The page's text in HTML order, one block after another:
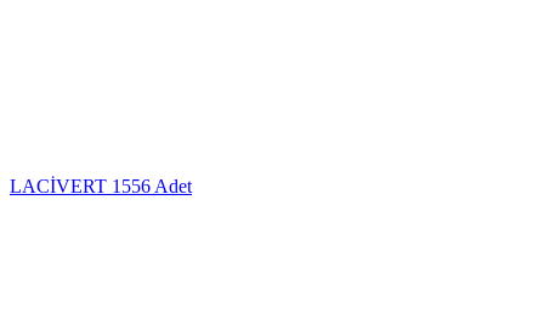
LACİVERT 1556 Adet